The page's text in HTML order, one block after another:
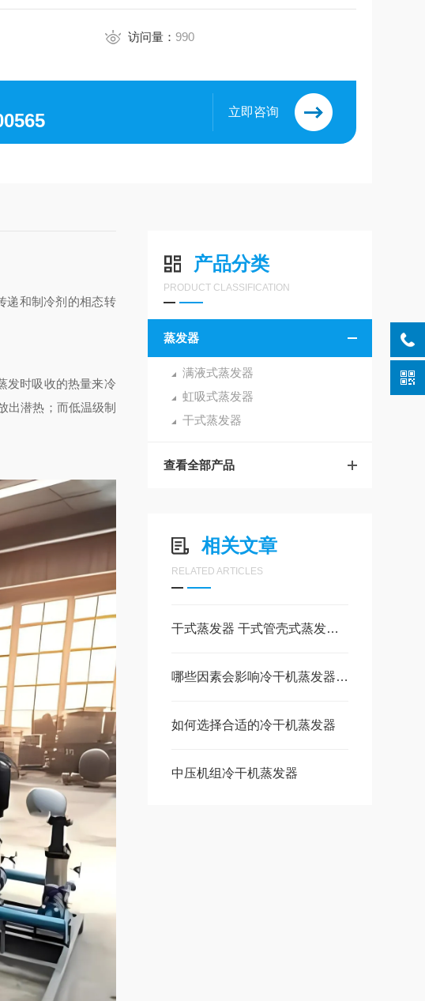
访问量： 990
立即咨询
产品分类
PRODUCT CLASSIFICATION
蒸发器
满液式蒸发器
虹吸式蒸发器
干式蒸发器
查看全部产品
相关文章
RELATED ARTICLES
干式蒸发器 干式管壳式蒸发器可以用在哪里
哪些因素会影响冷干机蒸发器的传热性能？
如何选择合适的冷干机蒸发器
中压机组冷干机蒸发器
递和制冷剂的相态转
发时吸收的热量来冷
出潜热；而低温级制